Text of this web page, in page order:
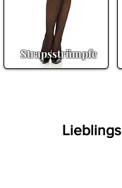
Strapsstrümpfe